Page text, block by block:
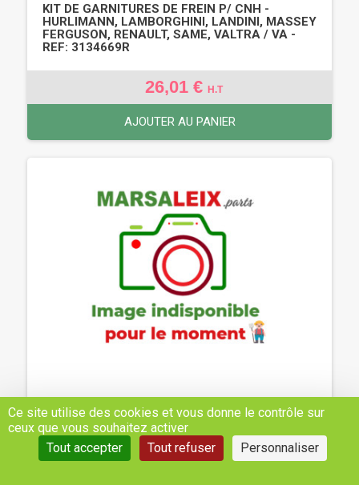
KIT DE GARNITURES DE FREIN P/ CNH -
HURLIMANN, LAMBORGHINI, LANDINI, MASSEY
FERGUSON, RENAULT, SAME, VALTRA / VA -
REF: 3134669R
26,01 € H.T
AJOUTER AU PANIER
SÉRIES DE JOINTS DE MEULEUSE -
HURLIMANN, SAME - REF: 007300576
26,02 €
Ce site utilise des cookies et vous donne le contrôle sur
ceux que vous souhaitez activer
Tout accepter
Tout refuser Personnaliser